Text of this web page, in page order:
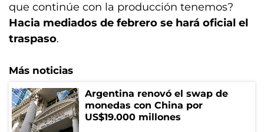
que continúe con la producción tenemos?
Hacia mediados de febrero se hará oficial el
traspaso.
Más noticias
Argentina renovó el swap de
monedas con China por
US$19.000 millones